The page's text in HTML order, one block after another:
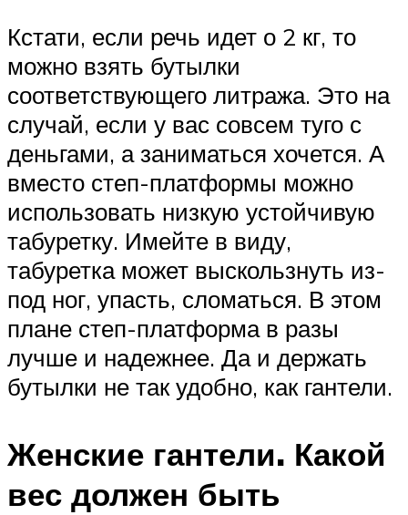
Кстати, если речь идет о 2 кг, то
можно взять бутылки
соответствующего литража. Это на
случай, если у вас совсем туго с
деньгами, а заниматься хочется. А
вместо степ-платформы можно
использовать низкую устойчивую
табуретку. Имейте в виду,
табуретка может выскользнуть из-
под ног, упасть, сломаться. В этом
плане степ-платформа в разы
лучше и надежнее. Да и держать
бутылки не так удобно, как гантели.
Женские гантели. Какой
вес должен быть